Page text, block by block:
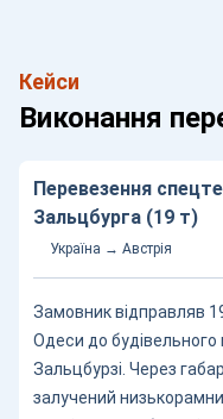
Кейси
Виконання
Перевезення
Зальцбурга (19 т)
Україна → Австрія
Замовник відправляв
Одеси до
Зальцбурзі. Через
залучений